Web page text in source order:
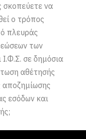
σκοπεύετε να
ο τρόπος
πλευράς
των
σε δημόσια
αθέτησής
αποζημίωσης
εσόδων και